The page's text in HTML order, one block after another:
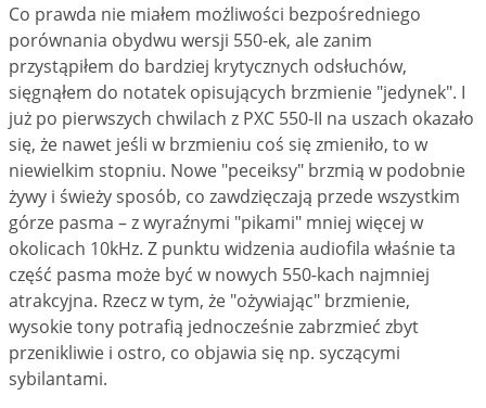
Co prawda nie miałem możliwości bezpośredniego
porównania obydwu wersji 550-ek, ale zanim
przystąpiłem do bardziej krytycznych odsłuchów,
sięgnąłem do notatek opisujących brzmienie "jedynek". I
już po pierwszych chwilach z PXC 550-II na uszach okazało
się, że nawet jeśli w brzmieniu coś się zmieniło, to w
niewielkim stopniu. Nowe "peceiksy" brzmią w podobnie
żywy i świeży sposób, co zawdzięczają przede wszystkim
górze pasma – z wyraźnymi "pikami" mniej więcej w
okolicach 10kHz. Z punktu widzenia audiofila właśnie ta
część pasma może być w nowych 550-kach najmniej
atrakcyjna. Rzecz w tym, że "ożywiając" brzmienie,
wysokie tony potrafią jednocześnie zabrzmieć zbyt
przenikliwie i ostro, co objawia się np. syczącymi
sybilantami.